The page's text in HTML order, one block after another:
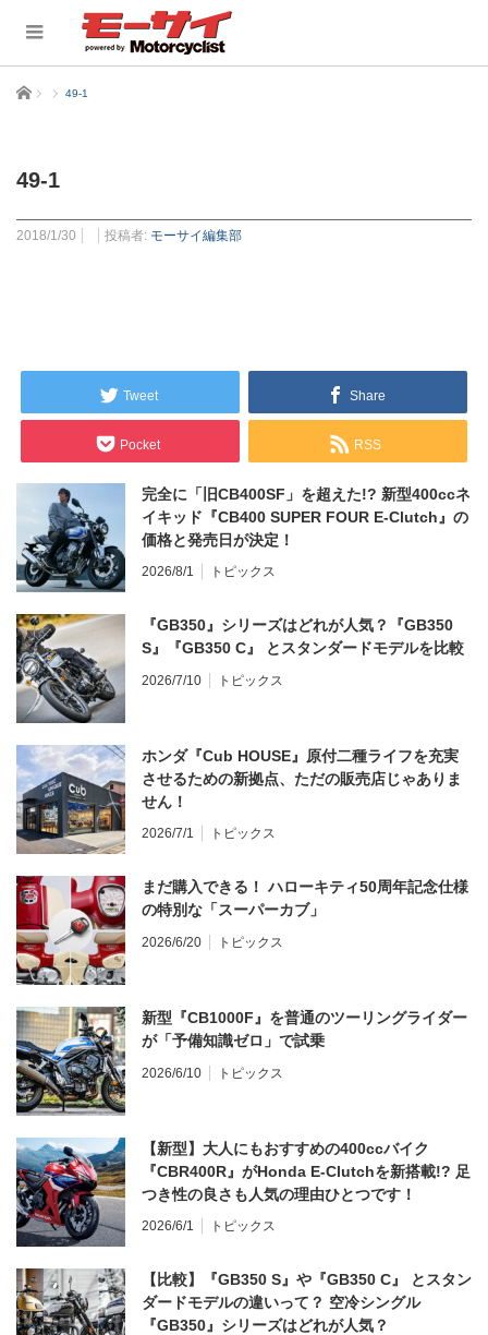
ホーム 49-1
49-1
2018/1/30 投稿者: モーサイ編集部
Tweet Share
Pocket RSS
完全に「旧CB400SF」を超えた!? 新型400ccネ
イキッド『CB400 SUPER FOUR E-Clutch』の
価格と発売日が決定！
2026/8/1 トピックス
『GB350』シリーズはどれが人気？『GB350
S』『GB350 C』 とスタンダードモデルを比較
2026/7/10 トピックス
ホンダ『Cub HOUSE』原付二種ライフを充実
させるための新拠点、ただの販売店じゃありま
せん！
2026/7/1 トピックス
まだ購入できる！ ハローキティ50周年記念仕様
の特別な「スーパーカブ」
2026/6/20 トピックス
新型『CB1000F』を普通のツーリングライダー
が「予備知識ゼロ」で試乗
2026/6/10 トピックス
【新型】大人にもおすすめの400ccバイク
『CBR400R』がHonda E-Clutchを新搭載!? 足
つき性の良さも人気の理由ひとつです！
2026/6/1 トピックス
【比較】『GB350 S』や『GB350 C』 とスタン
ダードモデルの違いって？ 空冷シングル
『GB350』シリーズはどれが人気？